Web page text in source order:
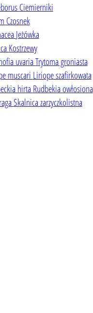
Ciemierniki
Czosnek
Jeżówka
Kostrzewy
uvariaTrytoma groniasta
muscari Liriope szafirkowata
hirta Rudbekia owłosiona
Skalnica zarzyczkolistna